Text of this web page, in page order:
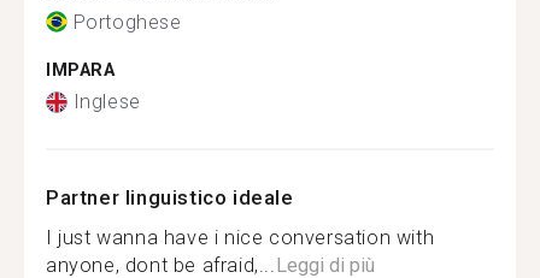
Portoghese
IMPARA
Inglese
Partner linguistico ideale
I just wanna have i nice conversation with
anyone, dont be afraid,...Leggi di più